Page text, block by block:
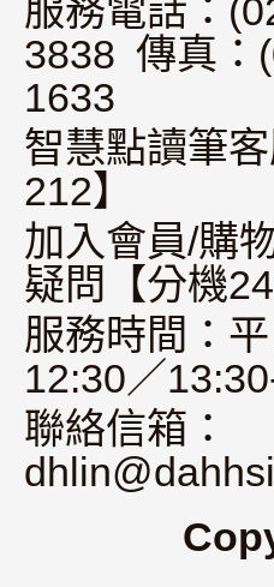
服務電話：
3838 傳真：
1633
智慧點讀筆
212】
加入會員/購
疑問【分機
服務時間：
12:30／
聯絡信箱：